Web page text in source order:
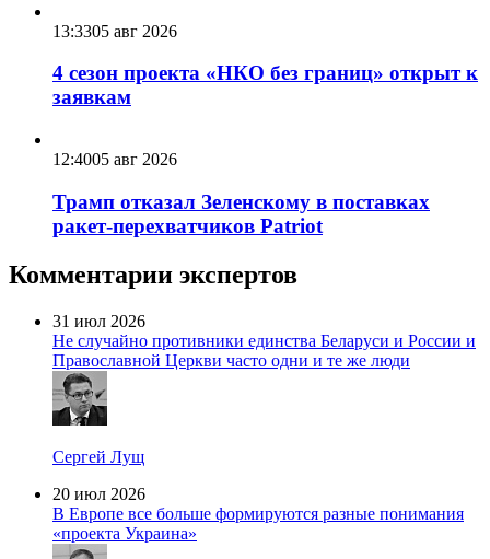
13:3305 авг 2026
4 сезон проекта «НКО без границ» открыт к
заявкам
12:4005 авг 2026
Трамп отказал Зеленскому в поставках
ракет-перехватчиков Patriot
Комментарии экспертов
31 июл 2026
Не случайно противники единства Беларуси и России и
Православной Церкви часто одни и те же люди
Сергей Лущ
20 июл 2026
В Европе все больше формируются разные понимания
«проекта Украина»